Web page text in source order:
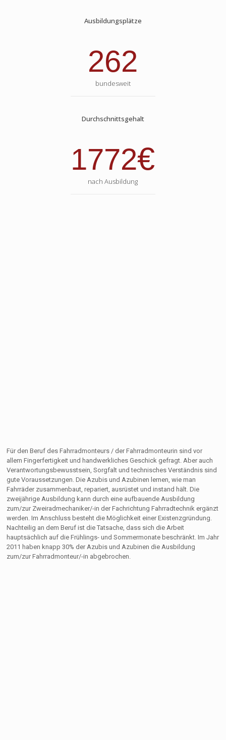
Ausbildungsplätze
262
bundesweit
Durchschnittsgehalt
1772€
nach Ausbildung
Für den Beruf des Fahrradmonteurs / der Fahrradmonteurin sind vor
allem Fingerfertigkeit und handwerkliches Geschick gefragt. Aber auch
Verantwortungsbewusstsein, Sorgfalt und technisches Verständnis sind
gute Voraussetzungen. Die Azubis und Azubinen lernen, wie man
Fahrräder zusammenbaut, repariert, ausrüstet und instand hält. Die
zweijährige Ausbildung kann durch eine aufbauende Ausbildung
zum/zur Zweiradmechaniker/-in der Fachrichtung Fahrradtechnik ergänzt
werden. Im Anschluss besteht die Möglichkeit einer Existenzgründung.
Nachteilig an dem Beruf ist die Tatsache, dass sich die Arbeit
hauptsächlich auf die Frühlings- und Sommermonate beschränkt. Im Jahr
2011 haben knapp 30% der Azubis und Azubinen die Ausbildung
zum/zur Fahrradmonteur/-in abgebrochen.